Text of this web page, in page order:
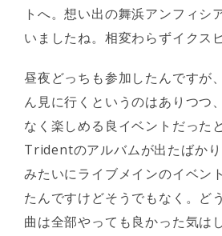
トへ。想い出の舞浜アンフィシ
いましたね。相変わらずイクス
昼夜どっちも参加したんですが
ん見に行くというのはありつつ
なく楽しめる良イベントだった
Tridentのアルバムが出たばか
みたいにライブメインのイベン
たんですけどそうでもなく。ど
曲は全部やっても良かった気は